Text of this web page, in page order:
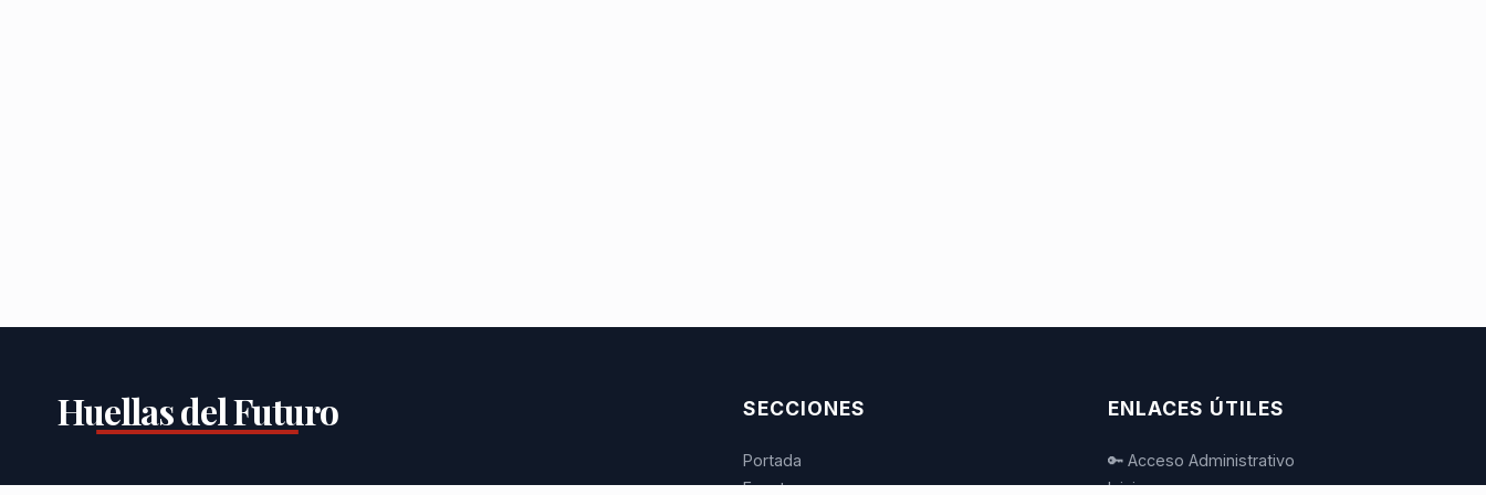
Huellas del Futuro SECCIONES
Portada
Eventos
ENLACES ÚTILES
🔑 Acceso Administrativo
Inicio